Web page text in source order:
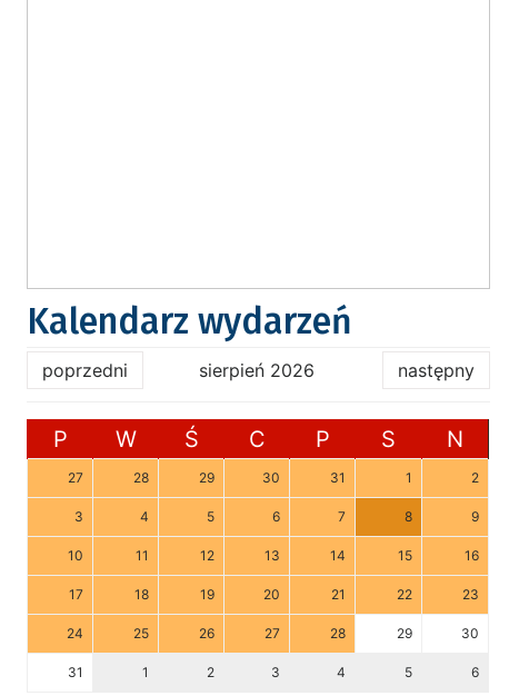
Kalendarz wydarzeń
poprzedni sierpień 2026 następny
P W Ś C P S N
27 28 29 30 31 1 2
3 4 5 6 7 8 9
10 11 12 13 14 15 16
17 18 19 20 21 22 23
24 25 26 27 28 29 30
31 1 2 3 4 5 6